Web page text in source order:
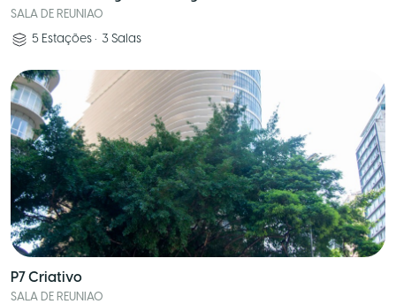
SALA DE REUNIAO
5 Estações • 3 Salas
P7 Criativo
SALA DE REUNIAO